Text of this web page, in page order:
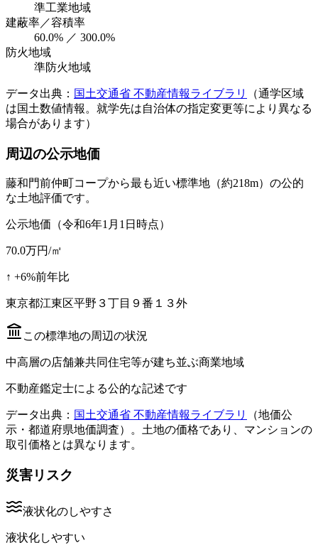
準工業地域
建蔽率／容積率
60.0% ／ 300.0%
防火地域
準防火地域
データ出典： 国土交通省 不動産情報ライブラリ
（通学区域
は国土数値情報。就学先は自治体の指定変更等により異なる
場合があります）
周辺の公示地価
藤和門前仲町コープから最も近い標準地 （約218m） の公的
な土地評価です。
公示地価（令和6年1月1日時点）
70.0万円/㎡
↑ +6%前年比
東京都江東区平野３丁目９番１３外
この標準地の周辺の状況
中高層の店舗兼共同住宅等が建ち並ぶ商業地域
不動産鑑定士による公的な記述です
データ出典： 国土交通省 不動産情報ライブラリ
（地価公
示・都道府県地価調査）。土地の価格であり、マンションの
取引価格とは異なります。
災害リスク
液状化のしやすさ
液状化しやすい